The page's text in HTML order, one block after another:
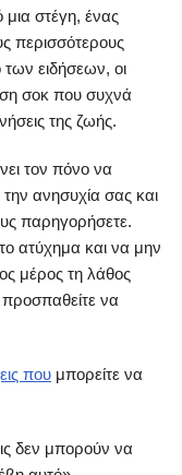
μια στέγη, ένας
περισσότερους
ειδήσεων, οι
σοκ που συχνά
της ζωής.
τον πόνο να
την ανησυχία σας και
παρηγορήσετε.
ατύχημα και να μην
μέρος τη λάθος
να
που μπορείτε να
δεν μπορούν να